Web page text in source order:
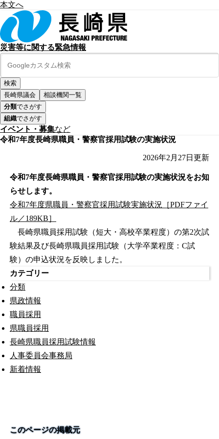
本文へ
災害等に関する緊急情報
長崎県議会
相談機関一覧
分類でさがす
組織でさがす
イベント・募集など
令和7年度長崎県職員・警察官採用試験の実施状況
2026年2月27日 更新
令和7年度長崎県職員・警察官採用試験の実施状況をお知
らせします。
令和7年度県職員・警察官採用試験実施状況［PDFファイ
ル／189KB］
長崎県職員採用試験（短大・高校卒業程度）の第2次試
験結果及び長崎県職員採用試験（大学卒業程度：C試
験）の申込状況を反映しました。
カテゴリー
分類
県政情報
職員採用
県職員採用
長崎県職員採用試験情報
人事委員会事務局
新着情報
このページの掲載元